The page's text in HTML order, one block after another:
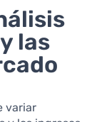
las
variar